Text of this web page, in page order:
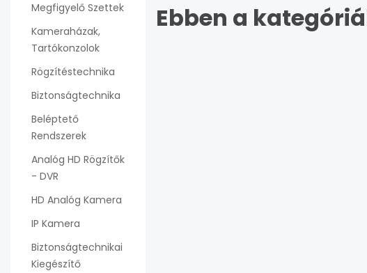
Megfigyelő Szettek
Kameraházak,
Tartókonzolok
Rögzítéstechnika
Biztonságtechnika
Beléptető
Rendszerek
Analóg HD Rögzítők
- DVR
HD Analóg Kamera
IP Kamera
Biztonságtechnikai
Kiegészítő
Ebben a